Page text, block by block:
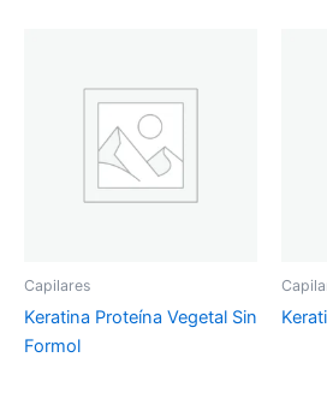
Capilares
Keratina Proteína Vegetal Sin
Formol